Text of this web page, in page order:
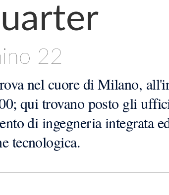
22
nel cuore di Milano,
qui trovano posto gli
di ingegneria integrata
tecnologica.